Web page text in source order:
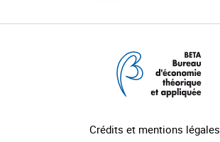
Crédits et mentions légales